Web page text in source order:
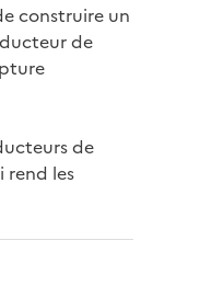
construire un
de
de
rend les